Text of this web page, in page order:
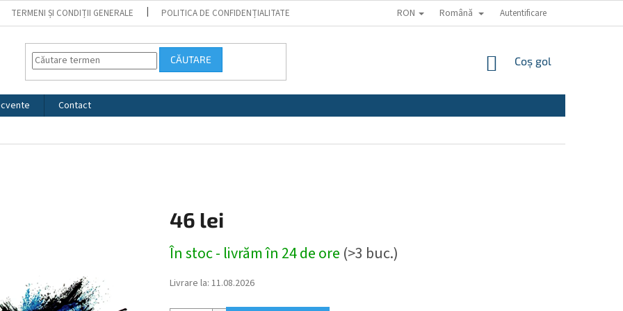
TERMENI ȘI CONDIȚII GENERALE POLITICA DE CONFIDENȚIALITATE RON Română Autentificare
CĂUTARE
COŞ
CUMPĂRĂTURI
Coş gol
Contact
46 lei
Evaluare
preţ:
În stoc - livrăm în 24 de ore (>3 buc.)
Livrare la: 11.08.2026